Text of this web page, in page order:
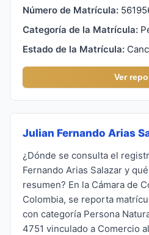
Número de Matrícula:
Categoría de la Matrícula:
Estado de la Matrícula:
Ver
Julian Fernando Arias
¿Dónde se consulta el
Fernando Arias Salazar y
resumen? En la Cámara de
Colombia, se reporta
con categoría Persona
4751 vinculado a Comercio